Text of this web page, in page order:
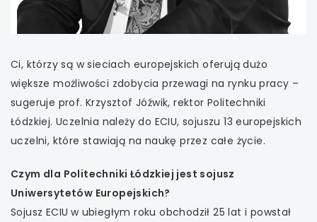
uwaga, link otwiera się w nowej karcie
uwaga, link otwiera się w nowej karcie
uwaga, link otwiera się w nowej karcie
uwaga, link otwiera się w nowej karcie
uwaga, link otwiera się w nowej karcie
uwaga, link otwiera się w nowej karcie
Ci, którzy są w sieciach europejskich oferują dużo
większe możliwości zdobycia przewagi na rynku pracy –
sugeruje prof. Krzysztof Jóźwik, rektor Politechniki
Łódzkiej. Uczelnia należy do ECIU, sojuszu 13 europejskich
uczelni, które stawiają na naukę przez całe życie.
Czym dla Politechniki Łódzkiej jest sojusz
Uniwersytetów Europejskich?
Sojusz ECIU w ubiegłym roku obchodził 25 lat i powstał